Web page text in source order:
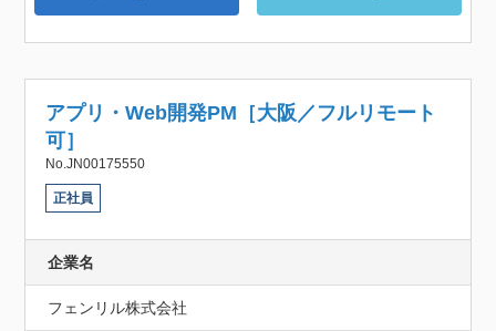
アプリ・Web開発PM［大阪／フルリモート
可］
No.JN00175550
正社員
企業名
フェンリル株式会社